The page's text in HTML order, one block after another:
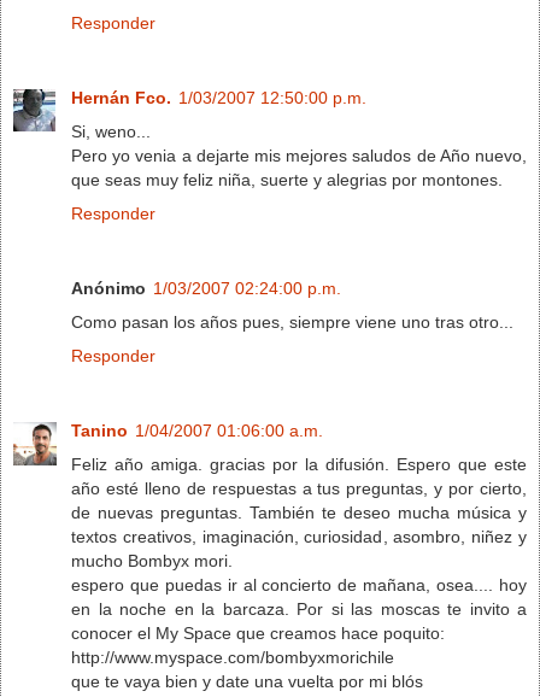
Responder
Hernán Fco. 1/03/2007 12:50:00 p.m.
Si, weno...
Pero yo venia a dejarte mis mejores saludos de Año nuevo,
que seas muy feliz niña, suerte y alegrias por montones.
Responder
Anónimo 1/03/2007 02:24:00 p.m.
Como pasan los años pues, siempre viene uno tras otro...
Responder
Tanino 1/04/2007 01:06:00 a.m.
Feliz año amiga. gracias por la difusión. Espero que este
año esté lleno de respuestas a tus preguntas, y por cierto,
de nuevas preguntas. También te deseo mucha música y
textos creativos, imaginación, curiosidad, asombro, niñez y
mucho Bombyx mori.
espero que puedas ir al concierto de mañana, osea.... hoy
en la noche en la barcaza. Por si las moscas te invito a
conocer el My Space que creamos hace poquito:
http://www.myspace.com/bombyxmorichile
que te vaya bien y date una vuelta por mi blós